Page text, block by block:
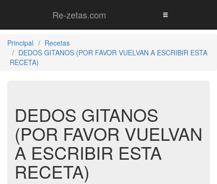
Re-zetas.com
Principal
Recetas
DEDOS GITANOS (POR FAVOR VUELVAN A ESCRIBIR ESTA
RECETA)
DEDOS GITANOS
(POR FAVOR VUELVAN
A ESCRIBIR ESTA
RECETA)